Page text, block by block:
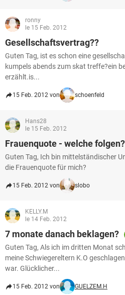
ronny
le 15 Feb. 2012
Gesellschaftsvertrag??
Guten Tag, ist es schon eine
kumpels abends zum skat treffe?ein
erzählt.is...
15 Feb. 2012 von schoenfeld
Hans28
le 15 Feb. 2012
Frauenquote - welche folgen?
Guten Tag, Ich bin mittelständischer
die Frauenquote für mich?
15 Feb. 2012 von slobo
KELLY.M
le 14 Feb. 2012
7 monate danach beklagen?
Guten Tag, Als ich im dritten Monat
meine Schwiegereltern K.O
war. Glücklicher...
15 Feb. 2012 von GUELZEM.H